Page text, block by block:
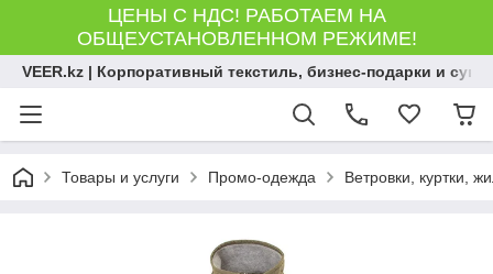
ЦЕНЫ С НДС! РАБОТАЕМ НА
ОБЩЕУСТАНОВЛЕННОМ РЕЖИМЕ!
VEER.kz | Корпоративный текстиль, бизнес-подарки и
Товары и услуги Промо-одежда Ветровки, куртки,